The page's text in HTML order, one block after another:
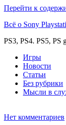
Перейти к
Всё о Sony
PS3, PS4. PS5, PS
Игры
Новости
Статьи
Без рубрики
Мысли в
Нет комментариев